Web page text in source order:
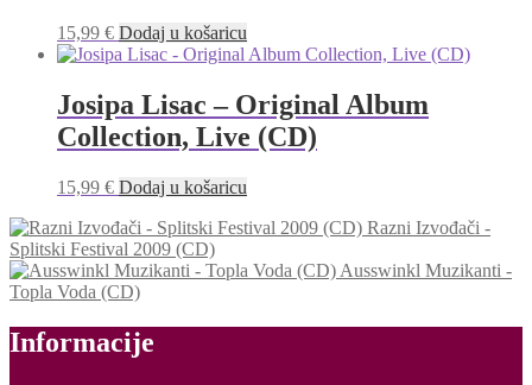
15,99 € Dodaj u košaricu
Josipa Lisac – Original Album
Collection, Live (CD)
15,99 € Dodaj u košaricu
Razni Izvođači -
Splitski Festival 2009 (CD)
Ausswinkl Muzikanti -
Topla Voda (CD)
Informacije